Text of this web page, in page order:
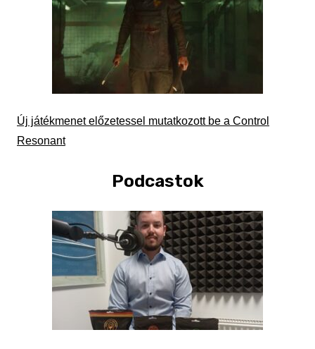
Új játékmenet előzetessel mutatkozott be a Control
Resonant
Podcastok